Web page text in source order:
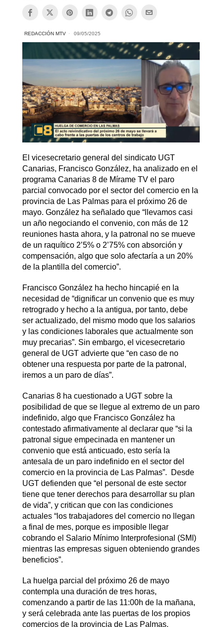
REDACCIÓN MTV 09/05/2025
El vicesecretario general del sindicato UGT
Canarias, Francisco González, ha analizado en el
programa Canarias 8 de Mírame TV el paro
parcial convocado por el sector del comercio en la
provincia de Las Palmas para el próximo 26 de
mayo. González ha señalado que “llevamos casi
un año negociando el convenio, con más de 12
reuniones hasta ahora, y la patronal no se mueve
de un raquítico 2’5% o 2’75% con absorción y
compensación, algo que solo afectaría a un 20%
de la plantilla del comercio”.
Francisco González ha hecho hincapié en la
necesidad de “dignificar un convenio que es muy
retrogrado y hecho a la antigua, por tanto, debe
ser actualizado, del mismo modo que los salarios
y las condiciones laborales que actualmente son
muy precarias”. Sin embargo, el vicesecretario
general de UGT advierte que “en caso de no
obtener una respuesta por parte de la patronal,
iremos a un paro de días”.
Canarias 8 ha cuestionado a UGT sobre la
posibilidad de que se llegue al extremo de un paro
indefinido, algo que Francisco González ha
contestado afirmativamente al declarar que “si la
patronal sigue empecinada en mantener un
convenio que está anticuado, esto sería la
antesala de un paro indefinido en el sector del
comercio en la provincia de Las Palmas”. Desde
UGT defienden que “el personal de este sector
tiene que tener derechos para desarrollar su plan
de vida”, y critican que con las condiciones
actuales “los trabajadores del comercio no llegan
a final de mes, porque es imposible llegar
cobrando el Salario Mínimo Interprofesional (SMI)
mientras las empresas siguen obteniendo grandes
beneficios”.
La huelga parcial del próximo 26 de mayo
contempla una duración de tres horas,
comenzando a partir de las 11:00h de la mañana,
y será celebrada ante las puertas de los propios
comercios de la provincia de Las Palmas.